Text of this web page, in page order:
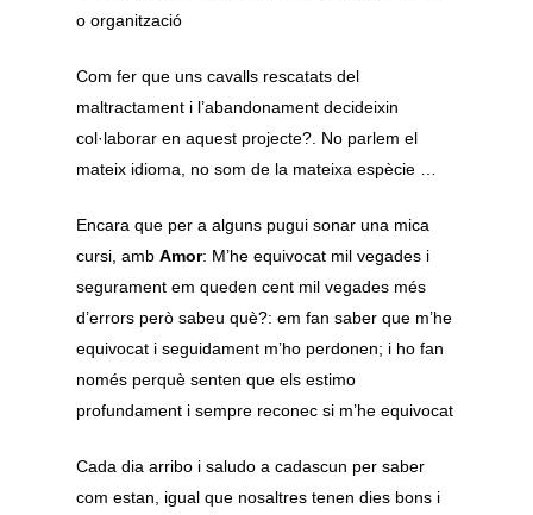
o organització
Com fer que uns cavalls rescatats del
maltractament i l’abandonament decideixin
col·laborar en aquest projecte?. No parlem el
mateix idioma, no som de la mateixa espècie …
Encara que per a alguns pugui sonar una mica
cursi, amb Amor: M’he equivocat mil vegades i
segurament em queden cent mil vegades més
d’errors però sabeu què?: em fan saber que m’he
equivocat i seguidament m’ho perdonen; i ho fan
només perquè senten que els estimo
profundament i sempre reconec si m’he equivocat
Cada dia arribo i saludo a cadascun per saber
com estan, igual que nosaltres tenen dies bons i